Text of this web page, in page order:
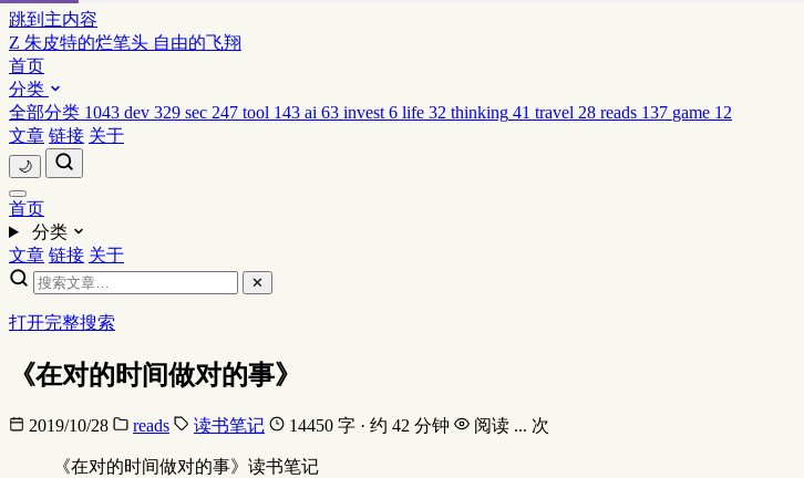
跳到主内容
Z 朱皮特的烂笔头 自由的飞翔
首页
分类
全部分类 1043 dev 329 sec 247 tool 143 ai 63 invest 6 life 32 thinking 41 travel 28 reads 137 game 12
文章 链接 关于
🌙
首页
分类
文章 链接 关于
✕
打开完整搜索
《在对的时间做对的事》
2019/10/28 reads 读书笔记 14450 字 · 约 42 分钟 阅读 ... 次
《在对的时间做对的事》读书笔记